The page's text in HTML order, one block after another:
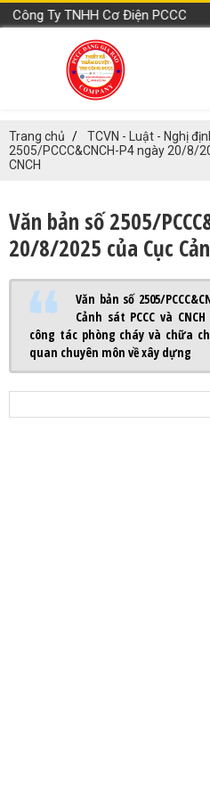
Ty TNHH Cơ Điện PCCC Đặng
Trang chủ TCVN - Luật - Nghị
2505/PCCC&CNCH-P4 ngày 20/8/
CNCH
Văn bản số 2505/
20/8/2025 của Cục
Văn bản số 2505/
Cảnh sát PCCC và
công tác phòng cháy và chữa
quan chuyên môn về xây dựng